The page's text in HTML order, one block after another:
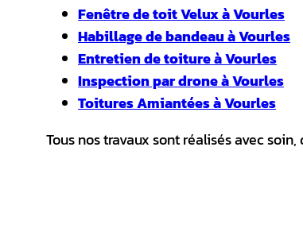
Fenêtre de toit Velux à Vourles
Habillage de bandeau à Vourles
Entretien de toiture à Vourles
Inspection par drone à Vourles
Toitures Amiantées à Vourles
Tous nos travaux sont réalisés avec